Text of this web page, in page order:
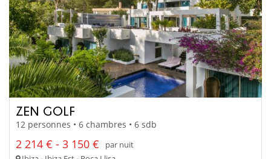
ZEN GOLF
12 personnes • 6 chambres • 6 sdb
2 214 € - 3 150 €
par nuit